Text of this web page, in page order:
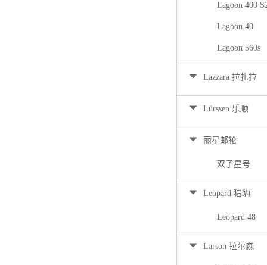
Lagoon 400
Lagoon 40
Lagoon 560s
Lazzara 拉扎拉
Lürssen 乐顺
丽星邮轮
双子星号
Leopard 猎豹
Leopard 48
Larson 拉尔森